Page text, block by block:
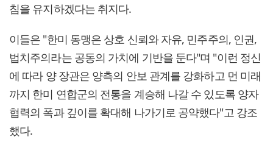
침을 유지하겠다는 취지다.
이들은 "한미 동맹은 상호 신뢰와 자유, 민주주의, 인권,
법치주의라는 공동의 가치에 기반을 둔다"며 "이런 정신
에 따라 양 장관은 양측의 안보 관계를 강화하고 먼 미래
까지 한미 연합군의 전통을 계승해 나갈 수 있도록 양자
협력의 폭과 깊이를 확대해 나가기로 공약했다"고 강조
했다.